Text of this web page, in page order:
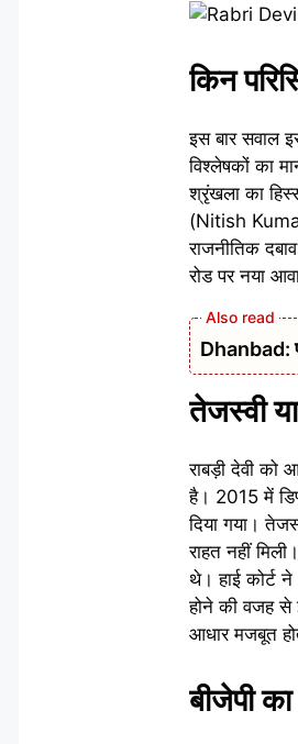
किन
इस बार सवाल
विश्लेषकों का
श्रृंखला का
(Nitish
राजनीतिक
रोड पर नया
Dhanbad:
तेजस्वी
राबड़ी देवी को
है। 2015 में
दिया गया।
राहत नहीं
थे। हाई कोर्ट
होने की वजह से
आधार मजबूत
बीजेपी